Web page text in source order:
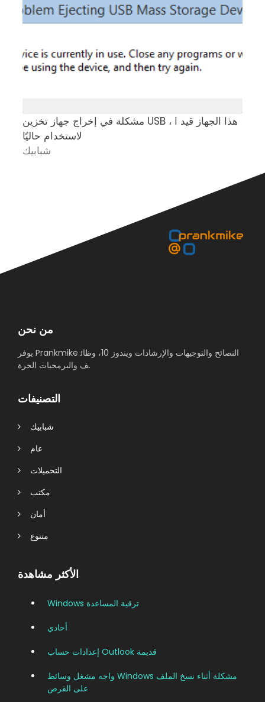
مشكلة في إخراج جهاز تخزين USB ، هذا الجهاز قيد ا
لاستخدام حاليًا
شبابيك
من نحن
يوفر Prankmike النصائح والتوجيهات والإرشادات ويندوز 10، وظائ
ف والبرمجيات الحرة.
التصنيفات
شبابيك
عام
التحميلات
مكتب
أمان
متنوع
الأكثر مشاهدة
Windows ترقية المساعدة
أحادي
إعدادات حساب Outlook قديمة
واجه مشغل وسائط Windows مشكلة أثناء نسخ الملف
على القرص